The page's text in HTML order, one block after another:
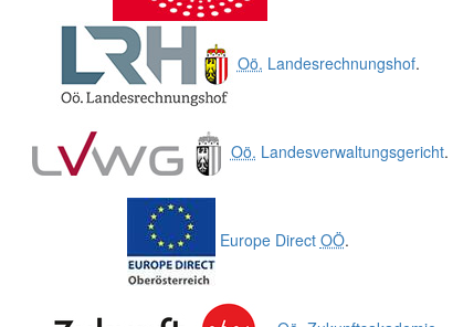
Oö. Landesrechnungshof.
Oö. Landesverwaltungsgericht.
Europe Direct OÖ.